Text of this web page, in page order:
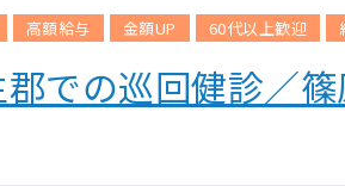
高額給与 金額UP 60代以上歓迎
の巡回健診／